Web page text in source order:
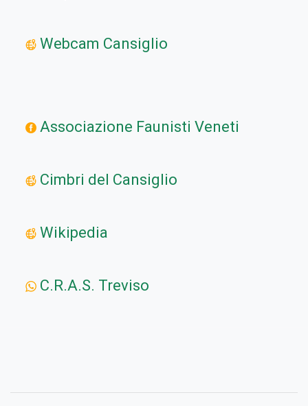
Webcam Cansiglio
Associazione Faunisti Veneti
Cimbri del Cansiglio
Wikipedia
C.R.A.S. Treviso